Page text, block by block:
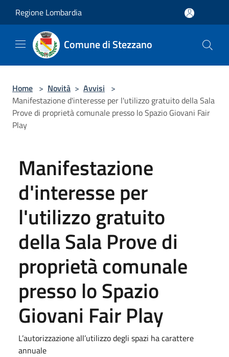
Regione Lombardia
Comune di Stezzano
Home > Novità > Avvisi >
Manifestazione d'interesse per l'utilizzo gratuito della Sala
Prove di proprietà comunale presso lo Spazio Giovani Fair
Play
Manifestazione
d'interesse per
l'utilizzo gratuito
della Sala Prove di
proprietà comunale
presso lo Spazio
Giovani Fair Play
L’autorizzazione all’utilizzo degli spazi ha carattere
annuale